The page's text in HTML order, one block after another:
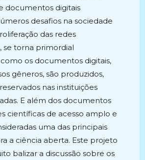
documentos digitais
desafios na sociedade
das redes
se torna primordial
os documentos digitais,
gêneros, são produzidos,
nas instituições
E além dos documentos
científicas de acesso amplo e
uma das principais
a ciência aberta. Este projeto
balizar a discussão sobre os